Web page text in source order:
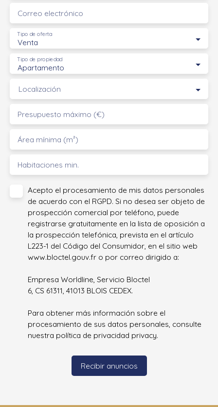
Correo electrónico
Venta
Tipo de oferta
Apartamento
Tipo de propiedad
Localización
Presupuesto máximo (€)
Área mínima (m²)
Habitaciones min.
Acepto el procesamiento de mis datos personales
de acuerdo con el RGPD. Si no desea ser objeto de
prospección comercial por teléfono, puede
registrarse gratuitamente en la lista de oposición a
la prospección telefónica, prevista en el artículo
L223-1 del Código del Consumidor, en el sitio web
www.bloctel.gouv.fr o por correo dirigido a:
Empresa Worldline, Servicio Bloctel
6, CS 61311, 41013 BLOIS CEDEX.
Para obtener más información sobre el
procesamiento de sus datos personales, consulte
nuestra política de privacidad privacy.
Recibir anuncios